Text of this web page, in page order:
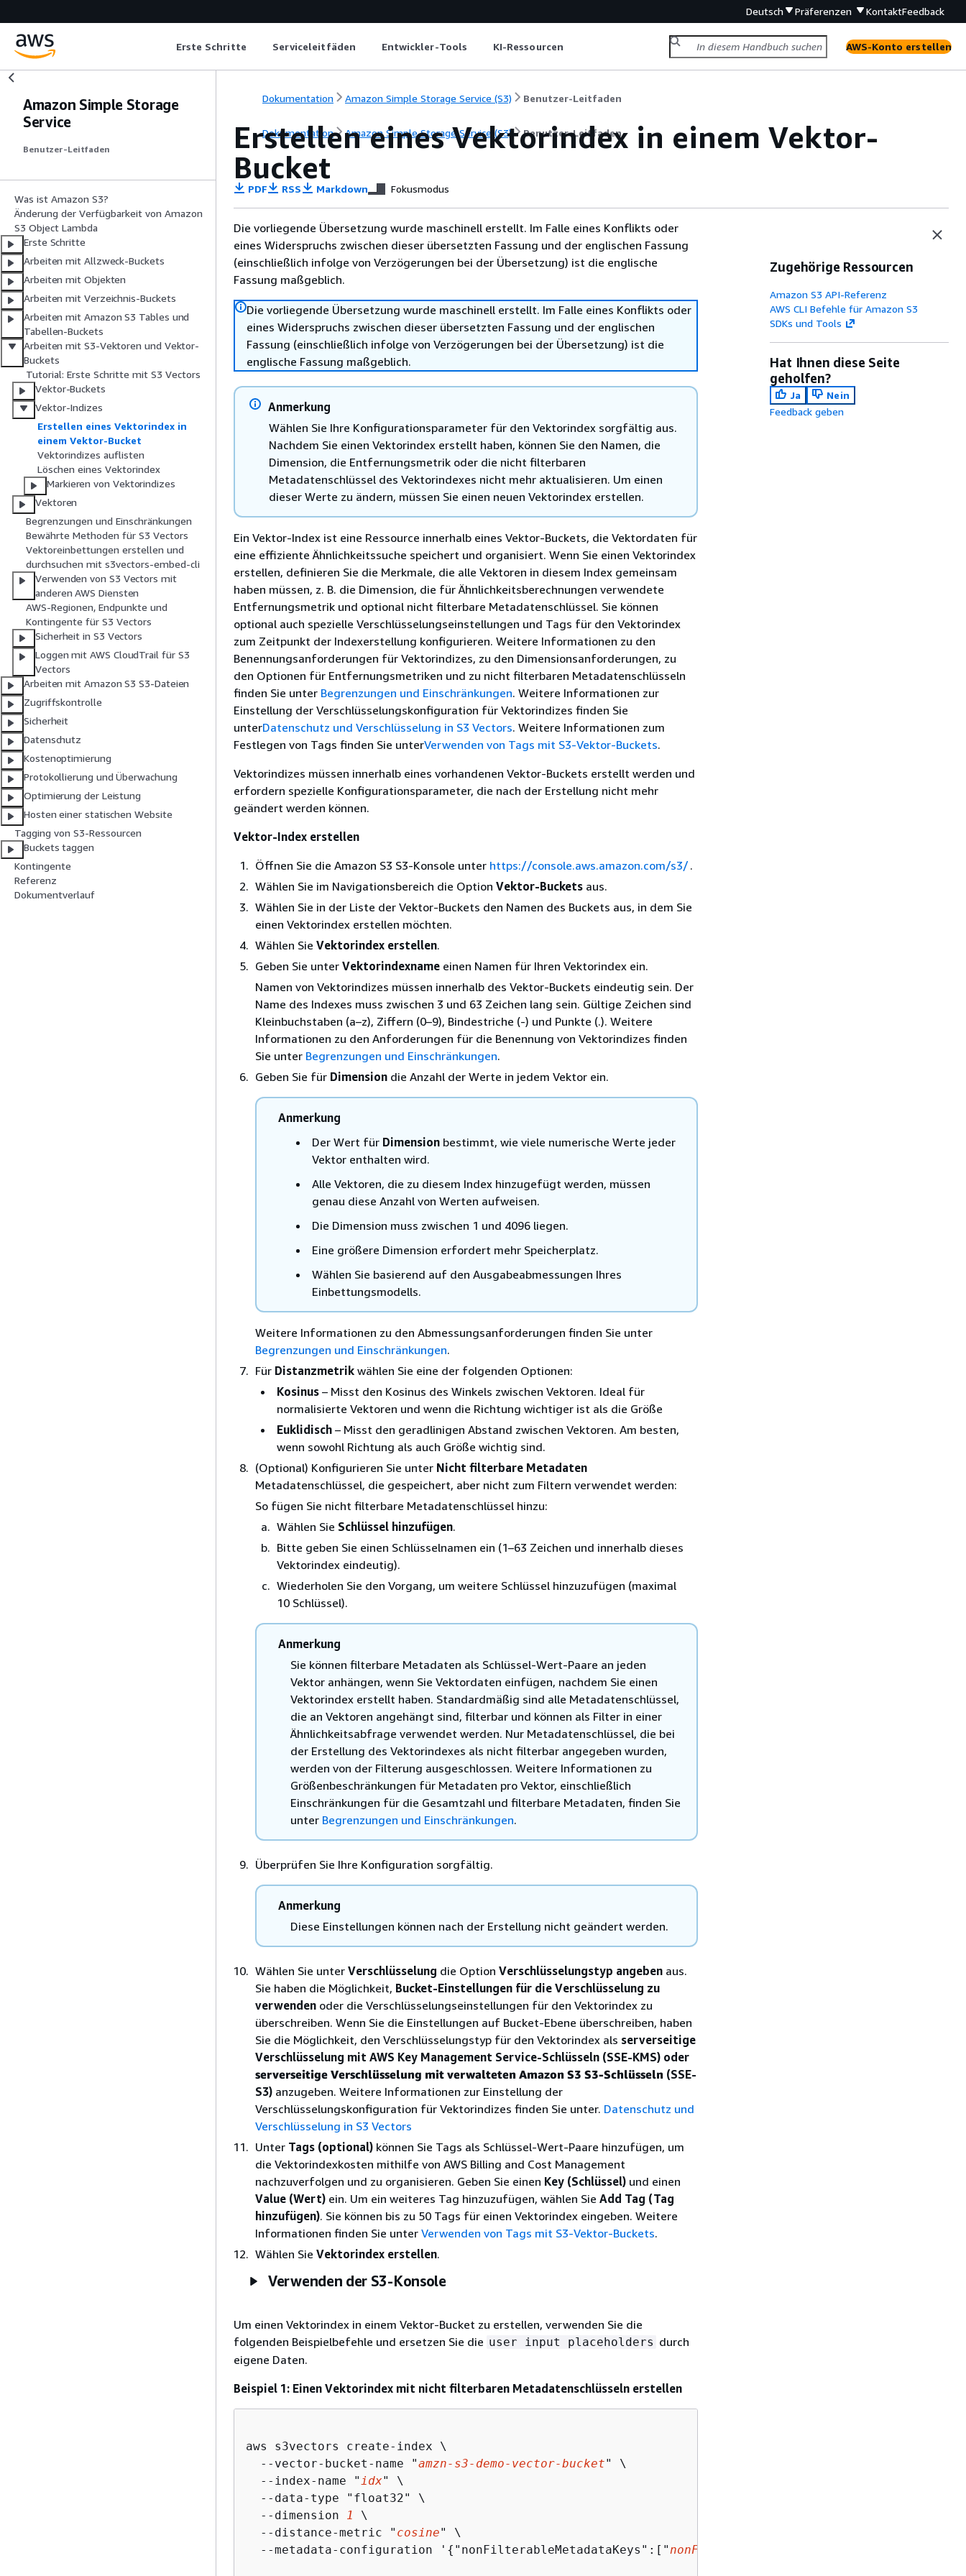
Deutsch Präferenzen KontaktFeedback
Erste Schritte Serviceleitfäden Entwickler-Tools KI-Ressourcen AWS-Konto erstellen
Amazon Simple Storage
Service
Benutzer-Leitfaden
Was ist Amazon S3?
Änderung der Verfügbarkeit von Amazon
S3 Object Lambda
Erste Schritte
Arbeiten mit Allzweck-Buckets
Arbeiten mit Objekten
Arbeiten mit Verzeichnis-Buckets
Arbeiten mit Amazon S3 Tables und
Tabellen-Buckets
Arbeiten mit S3-Vektoren und Vektor-
Buckets
Tutorial: Erste Schritte mit S3 Vectors
Vektor-Buckets
Vektor-Indizes
Erstellen eines Vektorindex in
einem Vektor-Bucket
Vektorindizes auflisten
Löschen eines Vektorindex
Markieren von Vektorindizes
Vektoren
Begrenzungen und Einschränkungen
Bewährte Methoden für S3 Vectors
Vektoreinbettungen erstellen und
durchsuchen mit s3vectors-embed-cli
Verwenden von S3 Vectors mit
anderen AWS Diensten
AWS-Regionen, Endpunkte und
Kontingente für S3 Vectors
Sicherheit in S3 Vectors
Loggen mit AWS CloudTrail für S3
Vectors
Arbeiten mit Amazon S3 S3-Dateien
Zugriffskontrolle
Sicherheit
Datenschutz
Kostenoptimierung
Protokollierung und Überwachung
Optimierung der Leistung
Hosten einer statischen Website
Tagging von S3-Ressourcen
Buckets taggen
Kontingente
Referenz
Dokumentverlauf
Dokumentation Amazon Simple Storage Service (S3) Benutzer-Leitfaden
Dokumentation Amazon Simple Storage Service (S3) Benutzer-Leitfaden
Erstellen eines Vektorindex in einem Vektor-
Bucket
PDF RSS Markdown Fokusmodus
Die vorliegende Übersetzung wurde maschinell erstellt. Im Falle eines Konflikts oder
eines Widerspruchs zwischen dieser übersetzten Fassung und der englischen Fassung
(einschließlich infolge von Verzögerungen bei der Übersetzung) ist die englische
Fassung maßgeblich.
Die vorliegende Übersetzung wurde maschinell erstellt. Im Falle eines Konflikts oder
eines Widerspruchs zwischen dieser übersetzten Fassung und der englischen
Fassung (einschließlich infolge von Verzögerungen bei der Übersetzung) ist die
englische Fassung maßgeblich.
Anmerkung
Wählen Sie Ihre Konfigurationsparameter für den Vektorindex sorgfältig aus.
Nachdem Sie einen Vektorindex erstellt haben, können Sie den Namen, die
Dimension, die Entfernungsmetrik oder die nicht filterbaren
Metadatenschlüssel des Vektorindexes nicht mehr aktualisieren. Um einen
dieser Werte zu ändern, müssen Sie einen neuen Vektorindex erstellen.
Ein Vektor-Index ist eine Ressource innerhalb eines Vektor-Buckets, die Vektordaten für
eine effiziente Ähnlichkeitssuche speichert und organisiert. Wenn Sie einen Vektorindex
erstellen, definieren Sie die Merkmale, die alle Vektoren in diesem Index gemeinsam
haben müssen, z. B. die Dimension, die für Ähnlichkeitsberechnungen verwendete
Entfernungsmetrik und optional nicht filterbare Metadatenschlüssel. Sie können
optional auch spezielle Verschlüsselungseinstellungen und Tags für den Vektorindex
zum Zeitpunkt der Indexerstellung konfigurieren. Weitere Informationen zu den
Benennungsanforderungen für Vektorindizes, zu den Dimensionsanforderungen, zu
den Optionen für Entfernungsmetriken und zu nicht filterbaren Metadatenschlüsseln
finden Sie unter Begrenzungen und Einschränkungen. Weitere Informationen zur
Einstellung der Verschlüsselungskonfiguration für Vektorindizes finden Sie
unterDatenschutz und Verschlüsselung in S3 Vectors. Weitere Informationen zum
Festlegen von Tags finden Sie unterVerwenden von Tags mit S3-Vektor-Buckets.
Vektorindizes müssen innerhalb eines vorhandenen Vektor-Buckets erstellt werden und
erfordern spezielle Konfigurationsparameter, die nach der Erstellung nicht mehr
geändert werden können.
Vektor-Index erstellen
Öffnen Sie die Amazon S3 S3-Konsole unter https://console.aws.amazon.com/s3/.
Wählen Sie im Navigationsbereich die Option Vektor-Buckets aus.
Wählen Sie in der Liste der Vektor-Buckets den Namen des Buckets aus, in dem Sie
einen Vektorindex erstellen möchten.
Wählen Sie Vektorindex erstellen.
Geben Sie unter Vektorindexname einen Namen für Ihren Vektorindex ein.
Namen von Vektorindizes müssen innerhalb des Vektor-Buckets eindeutig sein. Der
Name des Indexes muss zwischen 3 und 63 Zeichen lang sein. Gültige Zeichen sind
Kleinbuchstaben (a–z), Ziffern (0–9), Bindestriche (-) und Punkte (.). Weitere
Informationen zu den Anforderungen für die Benennung von Vektorindizes finden
Sie unter Begrenzungen und Einschränkungen.
Geben Sie für Dimension die Anzahl der Werte in jedem Vektor ein.
Anmerkung
Der Wert für Dimension bestimmt, wie viele numerische Werte jeder
Vektor enthalten wird.
Alle Vektoren, die zu diesem Index hinzugefügt werden, müssen
genau diese Anzahl von Werten aufweisen.
Die Dimension muss zwischen 1 und 4096 liegen.
Eine größere Dimension erfordert mehr Speicherplatz.
Wählen Sie basierend auf den Ausgabeabmessungen Ihres
Einbettungsmodells.
Weitere Informationen zu den Abmessungsanforderungen finden Sie unter
Begrenzungen und Einschränkungen.
Für Distanzmetrik wählen Sie eine der folgenden Optionen:
Kosinus – Misst den Kosinus des Winkels zwischen Vektoren. Ideal für
normalisierte Vektoren und wenn die Richtung wichtiger ist als die Größe
Euklidisch – Misst den geradlinigen Abstand zwischen Vektoren. Am besten,
wenn sowohl Richtung als auch Größe wichtig sind.
(Optional) Konfigurieren Sie unter Nicht filterbare Metadaten
Metadatenschlüssel, die gespeichert, aber nicht zum Filtern verwendet werden:
So fügen Sie nicht filterbare Metadatenschlüssel hinzu:
Wählen Sie Schlüssel hinzufügen.
Bitte geben Sie einen Schlüsselnamen ein (1–63 Zeichen und innerhalb dieses
Vektorindex eindeutig).
Wiederholen Sie den Vorgang, um weitere Schlüssel hinzuzufügen (maximal
10 Schlüssel).
Anmerkung
Sie können filterbare Metadaten als Schlüssel-Wert-Paare an jeden
Vektor anhängen, wenn Sie Vektordaten einfügen, nachdem Sie einen
Vektorindex erstellt haben. Standardmäßig sind alle Metadatenschlüssel,
die an Vektoren angehängt sind, filterbar und können als Filter in einer
Ähnlichkeitsabfrage verwendet werden. Nur Metadatenschlüssel, die bei
der Erstellung des Vektorindexes als nicht filterbar angegeben wurden,
werden von der Filterung ausgeschlossen. Weitere Informationen zu
Größenbeschränkungen für Metadaten pro Vektor, einschließlich
Einschränkungen für die Gesamtzahl und filterbare Metadaten, finden Sie
unter Begrenzungen und Einschränkungen.
Überprüfen Sie Ihre Konfiguration sorgfältig.
Anmerkung
Diese Einstellungen können nach der Erstellung nicht geändert werden.
Wählen Sie unter Verschlüsselung die Option Verschlüsselungstyp angeben aus.
Sie haben die Möglichkeit, Bucket-Einstellungen für die Verschlüsselung zu
verwenden oder die Verschlüsselungseinstellungen für den Vektorindex zu
überschreiben. Wenn Sie die Einstellungen auf Bucket-Ebene überschreiben, haben
Sie die Möglichkeit, den Verschlüsselungstyp für den Vektorindex als serverseitige
Verschlüsselung mit AWS Key Management Service-Schlüsseln (SSE-KMS) oder
serverseitige Verschlüsselung mit verwalteten Amazon S3 S3-Schlüsseln (SSE-
S3) anzugeben. Weitere Informationen zur Einstellung der
Verschlüsselungskonfiguration für Vektorindizes finden Sie unter. Datenschutz und
Verschlüsselung in S3 Vectors
Unter Tags (optional) können Sie Tags als Schlüssel-Wert-Paare hinzufügen, um
die Vektorindexkosten mithilfe von AWS Billing and Cost Management
nachzuverfolgen und zu organisieren. Geben Sie einen Key (Schlüssel) und einen
Value (Wert) ein. Um ein weiteres Tag hinzuzufügen, wählen Sie Add Tag (Tag
hinzufügen). Sie können bis zu 50 Tags für einen Vektorindex eingeben. Weitere
Informationen finden Sie unter Verwenden von Tags mit S3-Vektor-Buckets.
Wählen Sie Vektorindex erstellen.
Verwenden der S3-Konsole
Um einen Vektorindex in einem Vektor-Bucket zu erstellen, verwenden Sie die
folgenden Beispielbefehle und ersetzen Sie die user input placeholders durch
eigene Daten.
Beispiel 1: Einen Vektorindex mit nicht filterbaren Metadatenschlüsseln erstellen
aws s3vectors create-index \
  --vector-bucket-name "
amzn-s3-demo-vector-bucket" \
  --index-name "
idx" \
  --data-type "float32" \
  --dimension
1
\
  --distance-metric "
cosine" \
  --metadata-configuration '
{ "nonFilterableMetadataKeys":["nonFilterableKey1
Zugehörige Ressourcen
Amazon S3 API-Referenz
AWS CLI Befehle für Amazon S3
SDKs und Tools
Hat Ihnen diese Seite
geholfen?
Ja
Nein
Feedback geben